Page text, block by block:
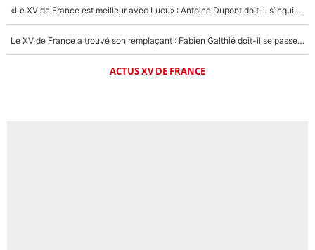
«Le XV de France est meilleur avec Lucu» : Antoine Dupont doit-il s’inquiéter pour sa place ?
Le XV de France a trouvé son remplaçant : Fabien Galthié doit-il se passer d'Antoine Dupont ?
ACTUS XV DE FRANCE